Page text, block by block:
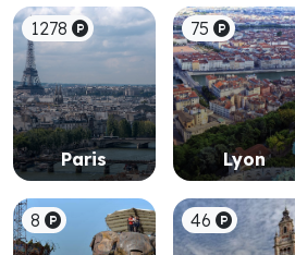
1278
Paris
75
Lyon
8 46